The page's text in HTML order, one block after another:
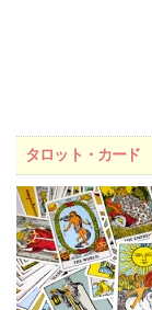
タロット・カード